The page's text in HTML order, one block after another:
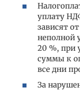
уплату
зависят
неполной
20 %, при
суммы к
все дни
За